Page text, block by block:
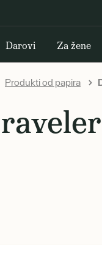
Darovi Za žene
Produkti od papira